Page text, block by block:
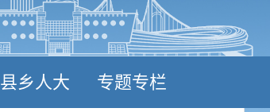
县乡人大 专题专栏